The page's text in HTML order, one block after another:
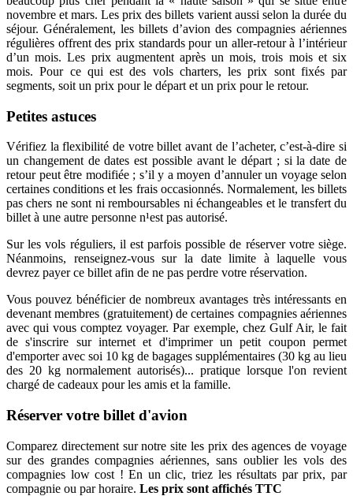
novembre et mars. Les prix des billets varient aussi selon la durée du
séjour. Généralement, les billets d’avion des compagnies aériennes
régulières offrent des prix standards pour un aller-retour à l’intérieur
d’un mois. Les prix augmentent après un mois, trois mois et six
mois. Pour ce qui est des vols charters, les prix sont fixés par
segments, soit un prix pour le départ et un prix pour le retour.
Petites astuces
Vérifiez la flexibilité de votre billet avant de l’acheter, c’est-à-dire si
un changement de dates est possible avant le départ ; si la date de
retour peut être modifiée ; s’il y a moyen d’annuler un voyage selon
certaines conditions et les frais occasionnés. Normalement, les billets
pas chers ne sont ni remboursables ni échangeables et le transfert du
billet à une autre personne n¹est pas autorisé.
Sur les vols réguliers, il est parfois possible de réserver votre siège.
Néanmoins, renseignez-vous sur la date limite à laquelle vous
devrez payer ce billet afin de ne pas perdre votre réservation.
Vous pouvez bénéficier de nombreux avantages très intéressants en
devenant membres (gratuitement) de certaines compagnies aériennes
avec qui vous comptez voyager. Par exemple, chez Gulf Air, le fait
de s'inscrire sur internet et d'imprimer un petit coupon permet
d'emporter avec soi 10 kg de bagages supplémentaires (30 kg au lieu
des 20 kg normalement autorisés)... pratique lorsque l'on revient
chargé de cadeaux pour les amis et la famille.
Réserver votre billet d'avion
Comparez directement sur notre site les prix des agences de voyage
sur des grandes compagnies aériennes, sans oublier les vols des
compagnies low cost ! En un clic, triez les résultats par prix, par
compagnie ou par horaire. Les prix sont affichés TTC